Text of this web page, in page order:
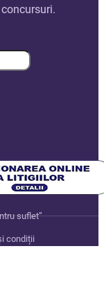
suflet”
condiții